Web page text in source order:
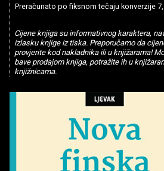
Preračunato po fiksnom tečaju konverzije
Cijene knjiga su informativnog karaktera,
izlasku knjige iz tiska. Preporučamo da
provjerite kod nakladnika ili u knjižarama!
bave prodajom knjiga, potražite ih u
knjižnicama.